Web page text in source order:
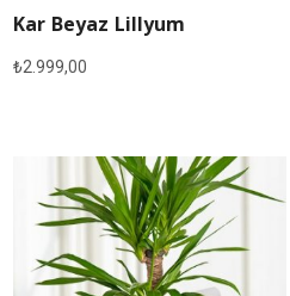
Kar Beyaz Lillyum
₺2.999,00